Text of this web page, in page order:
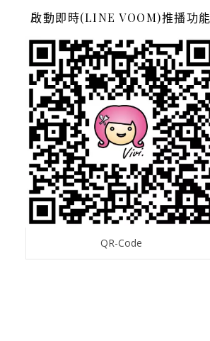
啟動即時(LINE VOOM)推播功能
QR-Code